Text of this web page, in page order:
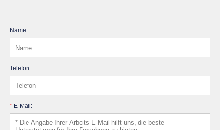
Name:
Telefon:
* E-Mail: